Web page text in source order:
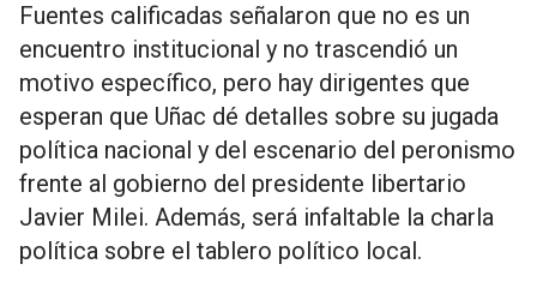
Fuentes calificadas señalaron que no es un
encuentro institucional y no trascendió un
motivo específico, pero hay dirigentes que
esperan que Uñac dé detalles sobre su jugada
política nacional y del escenario del peronismo
frente al gobierno del presidente libertario
Javier Milei. Además, será infaltable la charla
política sobre el tablero político local.